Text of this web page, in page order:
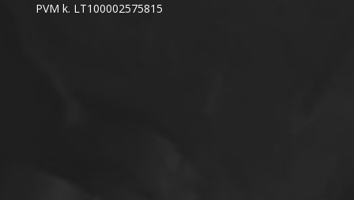
PVM k. LT100002575815